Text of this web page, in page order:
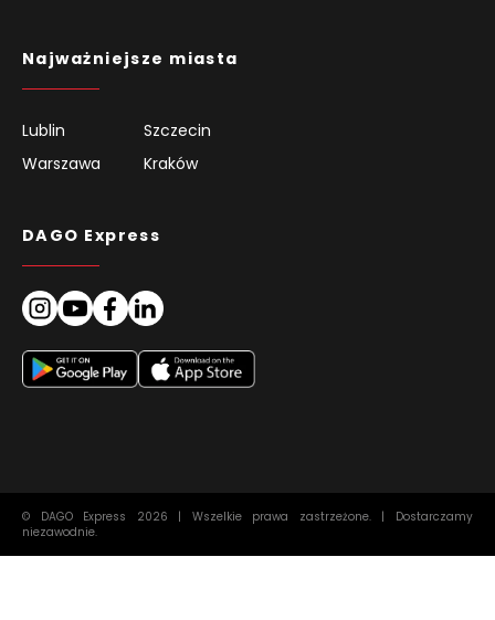
Najważniejsze miasta
Lublin
Szczecin
Warszawa
Kraków
DAGO Express
© DAGO Express 2026 | Wszelkie prawa zastrzeżone. | Dostarczamy
niezawodnie.